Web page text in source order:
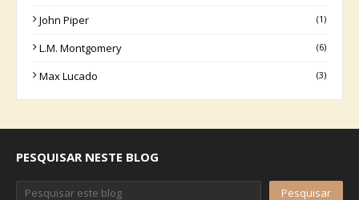
John Piper (1)
L.M. Montgomery (6)
Max Lucado (3)
PESQUISAR NESTE BLOG